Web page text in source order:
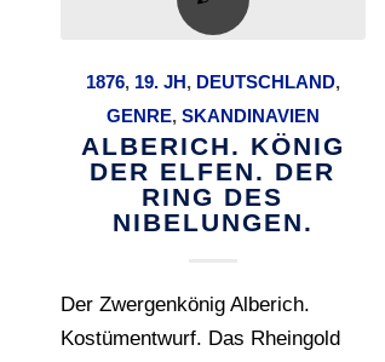
1876, 19. JH, DEUTSCHLAND,
GENRE, SKANDINAVIEN
ALBERICH. KÖNIG
DER ELFEN. DER
RING DES
NIBELUNGEN.
Der Zwergenkönig Alberich.
Kostümentwurf. Das Rheingold